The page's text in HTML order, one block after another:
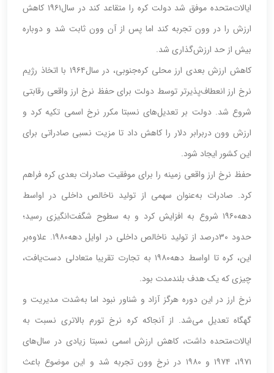
ایالات‌متحده موفق شد دولت کره را متقاعد کند در سال‌۱۹۶۱ کاهش
ارزش را در وون تجربه کند اما پس از آن وون ثابت شد و دوباره
بیش از حد ارزش‌گذاری شد.
کاهش ارزش بعدی ارز محلی کره‌جنوبی، در سال‌۱۹۶۴ با اتخاذ رژیم
نرخ ارز انعطاف‌‌‌‌‌‌پذیرتر توسط دولت برای حفظ نرخ ارز واقعی رقابتی
شروع شد. دولت بر تعدیل‌‌‌‌‌‌های نسبتا مکرر نرخ اسمی تکیه کرد و
ارزش وون در‌برابر دلار را کاهش داد تا مزیت نسبی صادراتی برای
این کشور ایجاد شود.
حفظ نرخ ارز واقعی زمینه را برای موفقیت صادرات بعدی کره فراهم
کرد. صادرات به‌عنوان سهمی از تولید ناخالص داخلی در اواسط
دهه‌۱۹۶۰ شروع به افزایش کرد و به سطوح شگفت‌‌‌‌‌‌انگیزی رسید؛
حدود ۳۰‌درصد از تولید ناخالص داخلی در اوایل دهه‌۱۹۸۰. علاوه‌بر
این، کره تا اواسط دهه‌۱۹۸۰ به تجارت تقریبا متعادلی دست‌یافت،
چیزی که یک هدف بلندمدت بود.
نرخ ارز در این دوره هرگز آزاد و شناور نبود اما به‌شدت مدیریت و
گهگاه تعدیل می‌شد. از آنجاکه کره نرخ تورم بالاتری نسبت به
ایالات‌متحده داشت، کاهش ارزش اسمی نسبتا زیادی در سال‌های
۱۹۷۱، ۱۹۷۴ و ۱۹۸۰ در نرخ وون تجربه شد و این موضوع باعث